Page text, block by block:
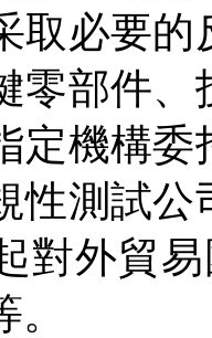
取必要
零部件
定機構
性測試
對外貿